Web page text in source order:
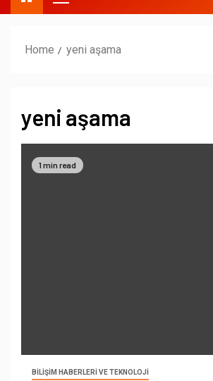
Home yeni aşama
yeni aşama
1 min read
BILIŞIM HABERLERI VE TEKNOLOJI